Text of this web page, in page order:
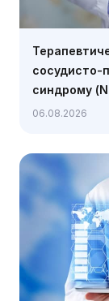
сосудисто-
синдрому
2026)
06.08.2026